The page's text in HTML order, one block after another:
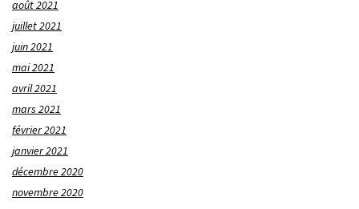
août 2021
juillet 2021
juin 2021
mai 2021
avril 2021
mars 2021
février 2021
janvier 2021
décembre 2020
novembre 2020